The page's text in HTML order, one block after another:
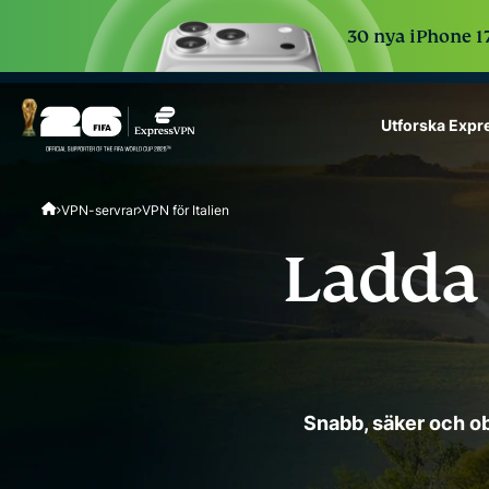
30 nya iPhone
Utforska
scale.
VPN-servrar VPN för Italien
Snabb, säker och